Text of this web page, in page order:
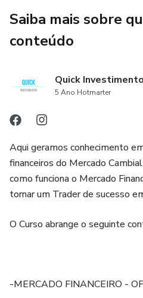
“Todas as estratégias e
perda. Nenhuma informação
Saiba mais sobre
conteúdo
Quick
5 Ano Hotmarter
Aqui geramos conhecimento
financeiros do Mercado
como funciona o Mercado
tornar um Trader de sucesso
O Curso abrange o seguinte
-MERCADO FINANCEIRO -